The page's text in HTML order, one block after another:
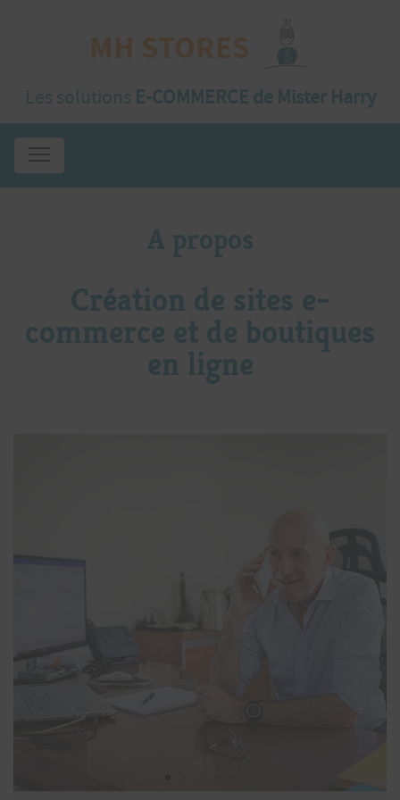
Les solutions E-COMMERCE de Mister Harry
A propos
Création de sites e-
commerce et de boutiques
en ligne